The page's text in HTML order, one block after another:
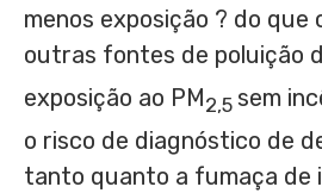
menos exposição ? do que
outras fontes de poluição
exposição ao PM2,5 sem
o risco de diagnóstico de
tanto quanto a fumaça de